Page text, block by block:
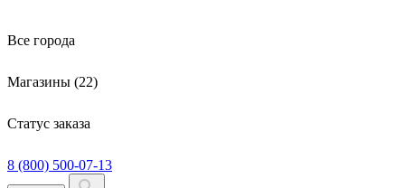
Все города
Магазины (22)
Статус заказа
8 (800) 500-07-13